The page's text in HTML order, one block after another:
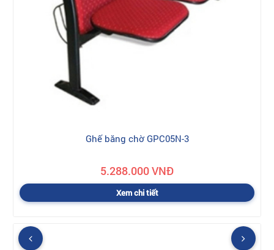
Ghế băng chờ GPC05N-3
5.288.000 VNĐ
Xem chi tiết